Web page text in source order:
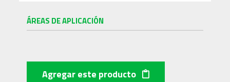
ÁREAS DE APLICACIÓN
Agregar este producto